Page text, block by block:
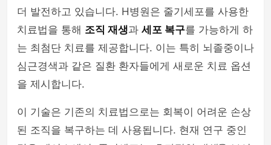
더 발전하고 있습니다. H병원은 줄기세포를 사용한
치료법을 통해 조직 재생과 세포 복구를 가능하게 하
는 최첨단 치료를 제공합니다. 이는 특히 뇌졸중이나
심근경색과 같은 질환 환자들에게 새로운 치료 옵션
을 제시합니다.
이 기술은 기존의 치료법으로는 회복이 어려운 손상
된 조직을 복구하는 데 사용됩니다. 현재 연구 중인